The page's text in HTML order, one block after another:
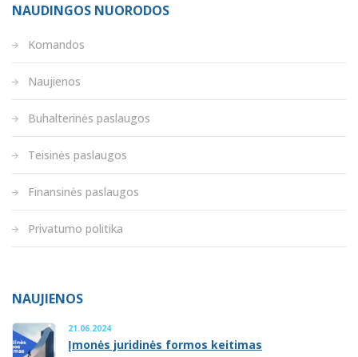
NAUDINGOS NUORODOS
Komandos
Naujienos
Buhalterinės paslaugos
Teisinės paslaugos
Finansinės paslaugos
Privatumo politika
NAUJIENOS
21.06.2024
Įmonės juridinės formos keitimas